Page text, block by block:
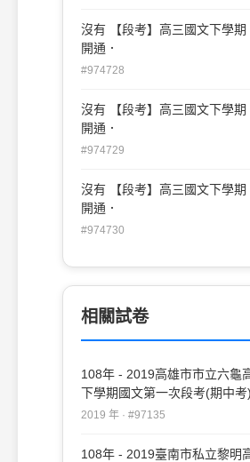
沒有 【段考】高三國文下學
開通．
#974728
沒有 【段考】高三國文下學
開通．
#974729
沒有 【段考】高三國文下學
開通．
#974730
相關試卷
108年 - 2019高雄市市立六龜
下學期國文第一次段考(期中
#97135
2019 年 · #97135
108年 - 2019臺南市私立黎明